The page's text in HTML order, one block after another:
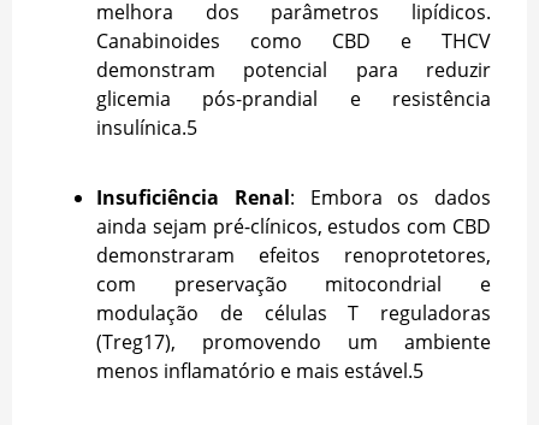
melhora dos parâmetros lipídicos.
Canabinoides como CBD e THCV
demonstram potencial para reduzir
glicemia pós-prandial e resistência
insulínica.5
Insuficiência Renal: Embora os dados
ainda sejam pré-clínicos, estudos com CBD
demonstraram efeitos renoprotetores,
com preservação mitocondrial e
modulação de células T reguladoras
(Treg17), promovendo um ambiente
menos inflamatório e mais estável.5